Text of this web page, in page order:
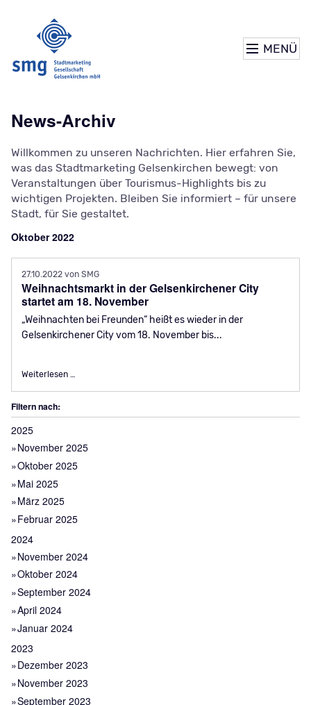
MENÜ
News-Archiv
Willkommen zu unseren Nachrichten. Hier erfahren Sie,
was das Stadtmarketing Gelsenkirchen bewegt: von
Veranstaltungen über Tourismus-Highlights bis zu
wichtigen Projekten. Bleiben Sie informiert – für unsere
Stadt, für Sie gestaltet.
Oktober 2022
27.10.2022von SMG
Weihnachtsmarkt in der Gelsenkirchener City
startet am 18. November
„Weihnachten bei Freunden“ heißt es wieder in der
Gelsenkirchener City vom 18. November bis...
Weiterlesen …
Filtern nach:
2025
November 2025
Oktober 2025
Mai 2025
März 2025
Februar 2025
2024
November 2024
Oktober 2024
September 2024
April 2024
Januar 2024
2023
Dezember 2023
November 2023
September 2023